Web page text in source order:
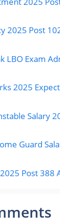
2025 Post
LBO Exam
2025
Salary
Guard
Post 388